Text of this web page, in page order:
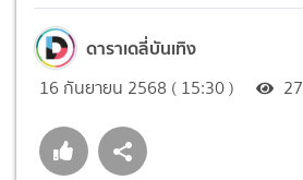
ดาราเดลี่บันเทิง
16 กันยายน 2568 ( 15:30 ) 27